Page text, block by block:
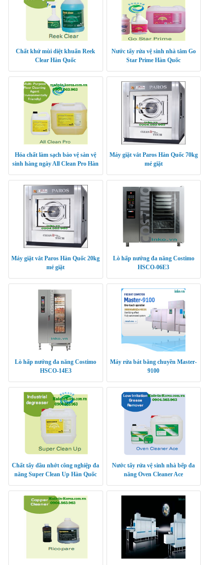
Chất khử mùi diệt khuẩn Reek
Clear Hàn Quốc
Nước tẩy rửa vệ sinh nhà tắm Go
Star Prime Hàn Quốc
Hóa chất làm sạch bảo vệ sàn vệ
sinh hàng ngày All Clean Pro Hàn
Máy giặt vắt Paros Hàn Quốc 70kg
mẻ giặt
Máy giặt vắt Paros Hàn Quốc 20kg
mẻ giặt
Lò hấp nướng đa năng Costimo
HSCO-06E3
Lò hấp nướng đa năng Costimo
HSCO-14E3
Máy rửa bát băng chuyền Master-
9100
Chất tẩy dầu nhớt công nghiệp đa
năng Super Clean Up Hàn Quốc
Nước tẩy rửa vệ sinh nhà bếp đa
năng Oven Cleaner Ace